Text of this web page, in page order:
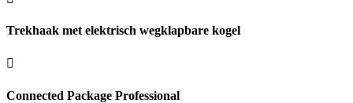
Trekhaak met elektrisch wegklapbare kogel
Connected Package Professional